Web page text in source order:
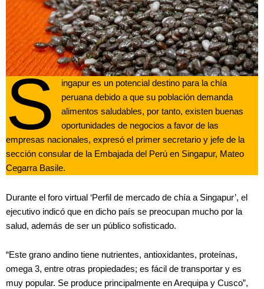
S
ingapur es un potencial destino para la chía
peruana debido a que su población demanda
alimentos saludables, por tanto, existen buenas
oportunidades de negocios a favor de las
empresas nacionales, expresó el primer secretario y jefe de la
sección consular de la Embajada del Perú en Singapur, Mateo
Cegarra Basile.
Durante el foro virtual ‘Perfil de mercado de chía a Singapur’, el
ejecutivo indicó que en dicho país se preocupan mucho por la
salud, además de ser un público sofisticado.
“Este grano andino tiene nutrientes, antioxidantes, proteínas,
omega 3, entre otras propiedades; es fácil de transportar y es
muy popular. Se produce principalmente en Arequipa y Cusco”,